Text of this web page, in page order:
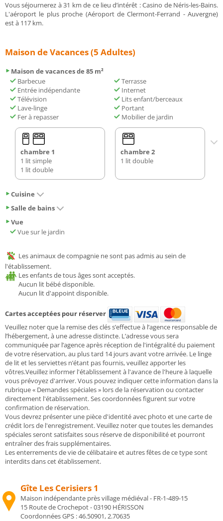
Vous séjournerez à 31 km de ce lieu d’intérêt : Casino de Néris-les-Bains.
L'aéroport le plus proche (Aéroport de Clermont-Ferrand - Auvergne)
est à 117 km.
Maison de Vacances (5 Adultes)
Maison de vacances de 85 m²
Barbecue
Terrasse
Entrée indépendante
Internet
Télévision
Lits enfant/berceaux
Lave-linge
Portant
Fer à repasser
Mobilier de jardin
chambre 1
1 lit simple
1 lit double
chambre 2
1 lit double
Cuisine
Salle de bains
Vue
Vue sur le jardin
Les animaux de compagnie ne sont pas admis au sein de
l'établissement.
Les enfants de tous âges sont acceptés.
Aucun lit bébé disponible.
Aucun lit d'appoint disponible.
Cartes acceptées pour réserver
Veuillez noter que la remise des clés s’effectue à l’agence responsable de
l’hébergement, à une adresse distincte. L’adresse vous sera
communiquée par l’agence après réception de l'intégralité du paiement
de votre réservation, au plus tard 14 jours avant votre arrivée. Le linge
de lit et les serviettes n’étant pas fournis, veuillez apporter les
vôtres.Veuillez informer l'établissement à l'avance de l'heure à laquelle
vous prévoyez d'arriver. Vous pouvez indiquer cette information dans la
rubrique « Demandes spéciales » lors de la réservation ou contacter
directement l'établissement. Ses coordonnées figurent sur votre
confirmation de réservation.
Vous devrez présenter une pièce d'identité avec photo et une carte de
crédit lors de l'enregistrement. Veuillez noter que toutes les demandes
spéciales seront satisfaites sous réserve de disponibilité et pourront
entraîner des frais supplémentaires.
Les enterrements de vie de célibataire et autres fêtes de ce type sont
interdits dans cet établissement.
Gîte Les Cerisiers 1
Maison indépendante près village médiéval - FR-1-489-15
15 Route de Crochepot - 03190 HÉRISSON
Coordonnées GPS :46.50901, 2.70635